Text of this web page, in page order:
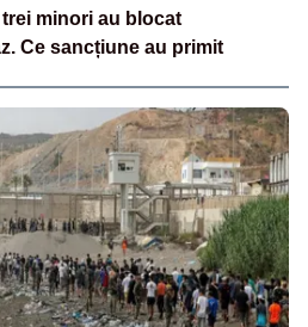
minori au blocat
Ce sancțiune au primit